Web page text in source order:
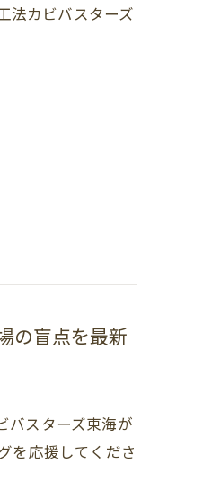
法カビバスターズ
の盲点を最新
バスターズ東海が
を応援してくださ